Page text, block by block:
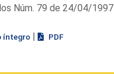
Núm. 79 de 24/04/1997
íntegro| PDF